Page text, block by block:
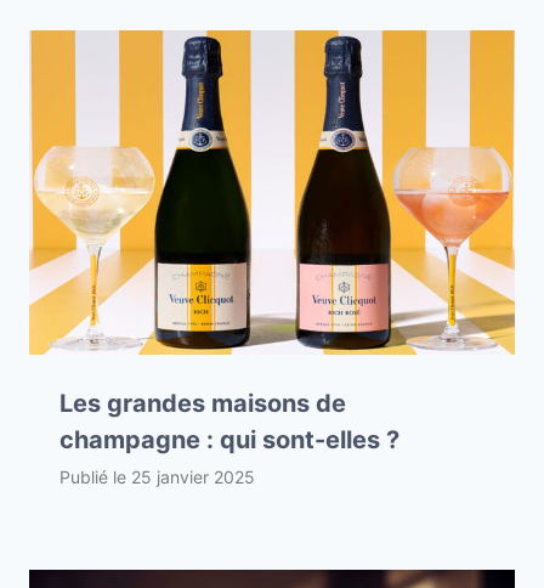
Les grandes maisons de
champagne : qui sont-elles ?
Publié le 25 janvier 2025